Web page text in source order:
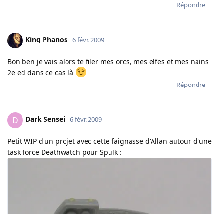
Répondre
King Phanos 6 févr. 2009
Bon ben je vais alors te filer mes orcs, mes elfes et mes nains
2e ed dans ce cas là
Répondre
D Dark Sensei 6 févr. 2009
Petit WIP d'un projet avec cette faignasse d'Allan autour d'une
task force Deathwatch pour Spulk :